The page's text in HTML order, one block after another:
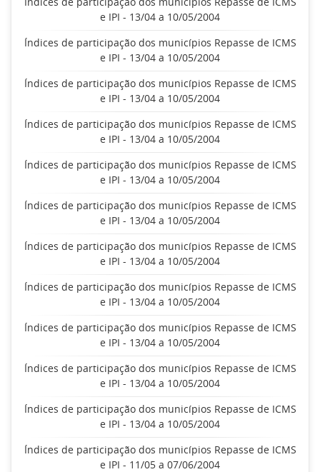
e IPI - 13/04 a 10/05/2004
Índices de participação dos municípios Repasse de ICMS
e IPI - 13/04 a 10/05/2004
Índices de participação dos municípios Repasse de ICMS
e IPI - 13/04 a 10/05/2004
Índices de participação dos municípios Repasse de ICMS
e IPI - 13/04 a 10/05/2004
Índices de participação dos municípios Repasse de ICMS
e IPI - 13/04 a 10/05/2004
Índices de participação dos municípios Repasse de ICMS
e IPI - 13/04 a 10/05/2004
Índices de participação dos municípios Repasse de ICMS
e IPI - 13/04 a 10/05/2004
Índices de participação dos municípios Repasse de ICMS
e IPI - 13/04 a 10/05/2004
Índices de participação dos municípios Repasse de ICMS
e IPI - 13/04 a 10/05/2004
Índices de participação dos municípios Repasse de ICMS
e IPI - 13/04 a 10/05/2004
Índices de participação dos municípios Repasse de ICMS
e IPI - 13/04 a 10/05/2004
Índices de participação dos municípios Repasse de ICMS
e IPI - 11/05 a 07/06/2004